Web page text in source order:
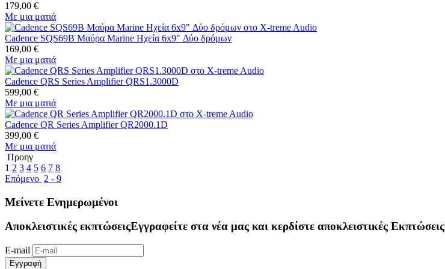
179,00 €
Με μια ματιά
Cadence SQS69B Μαύρα Marine Ηχεία 6x9" Δύο δρόμων
169,00 €
Με μια ματιά
Cadence QRS Series Amplifier QRS1.3000D
599,00 €
Με μια ματιά
Cadence QR Series Amplifier QR2000.1D
399,00 €
Με μια ματιά
Προηγ
1 2 3 4 5 6 7 8
Επόμενο 2 - 9
Μείνετε Ενημερωμένοι
Αποκλειστικές εκπτώσειςΕγγραφείτε στα νέα μας και κερδίστε αποκλειστικές Εκπτώσεις
E-mail
Εγγραφή